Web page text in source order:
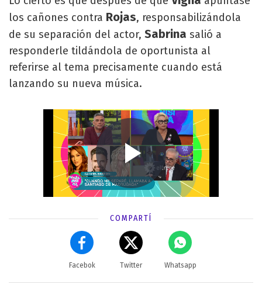
los cañones contra Rojas, responsabilizándola
de su separación del actor, Sabrina salió a
responderle tildándola de oportunista al
referirse al tema precisamente cuando está
lanzando su nueva música.
COMPARTÍ
Facebok Twitter Whatsapp